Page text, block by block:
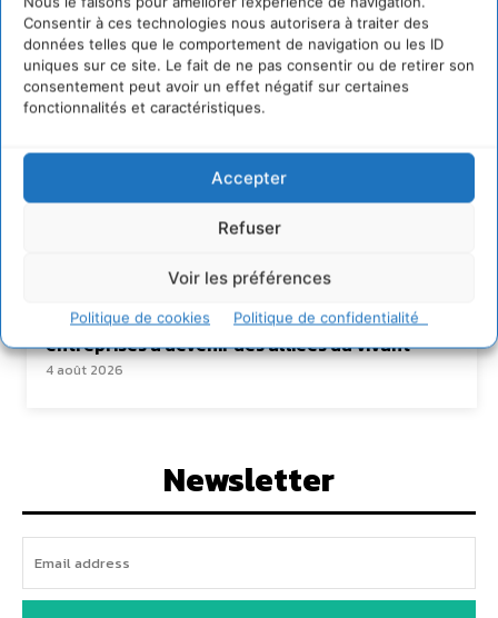
Consentir à ces technologies nous autorisera à traiter des
données telles que le comportement de navigation ou les ID
uniques sur ce site. Le fait de ne pas consentir ou de retirer son
consentement peut avoir un effet négatif sur certaines
fonctionnalités et caractéristiques.
Accepter
Refuser
Voir les préférences
Politique de cookies Politique de confidentialité
Transformer les territoires par le dialogue et la
coopération avec un Commun
d’Accompagnement des Transitions
7 août 2026
Soutenir un pastoralisme durable en faveur de
socio-écosystèmes résilients
S’inspirer de l’arbre pour un modèle
IPBES : le « GIEC de la biodiversité » appelle les
entreprises à devenir des alliées du vivant
4 août 2026
Newsletter
JE M'ABONNE